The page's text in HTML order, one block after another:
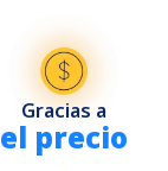
Gracias a
el precio